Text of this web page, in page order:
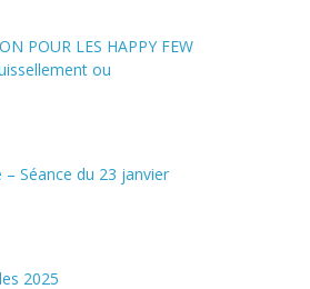
POUR LES HAPPY FEW
ou
– Séance du 23 janvier
2025